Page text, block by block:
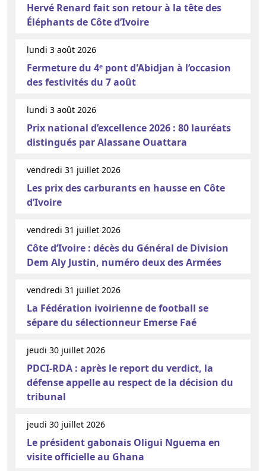
Hervé Renard fait son retour à la tête des
Éléphants de Côte d’Ivoire
lundi 3 août 2026
Fermeture du 4ᵉ pont d'Abidjan à l’occasion
des festivités du 7 août
lundi 3 août 2026
Prix national d’excellence 2026 : 80 lauréats
distingués par Alassane Ouattara
vendredi 31 juillet 2026
Les prix des carburants en hausse en Côte
d’Ivoire
vendredi 31 juillet 2026
Côte d’Ivoire : décès du Général de Division
Dem Aly Justin, numéro deux des Armées
vendredi 31 juillet 2026
La Fédération ivoirienne de football se
sépare du sélectionneur Emerse Faé
jeudi 30 juillet 2026
PDCI-RDA : après le report du verdict, la
défense appelle au respect de la décision du
tribunal
jeudi 30 juillet 2026
Le président gabonais Oligui Nguema en
visite officielle au Ghana